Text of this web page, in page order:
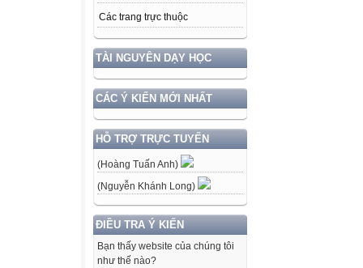
Các trang trực thuộc
TÀI NGUYÊN DẠY HỌC
CÁC Ý KIẾN MỚI NHẤT
HỖ TRỢ TRỰC TUYẾN
(Hoàng Tuấn Anh)
(Nguyễn Khánh Long)
ĐIỀU TRA Ý KIẾN
Bạn thấy website của chúng tôi
như thế nào?